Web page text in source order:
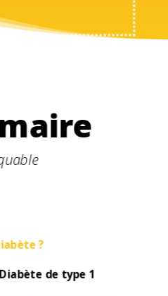
?
de type 1